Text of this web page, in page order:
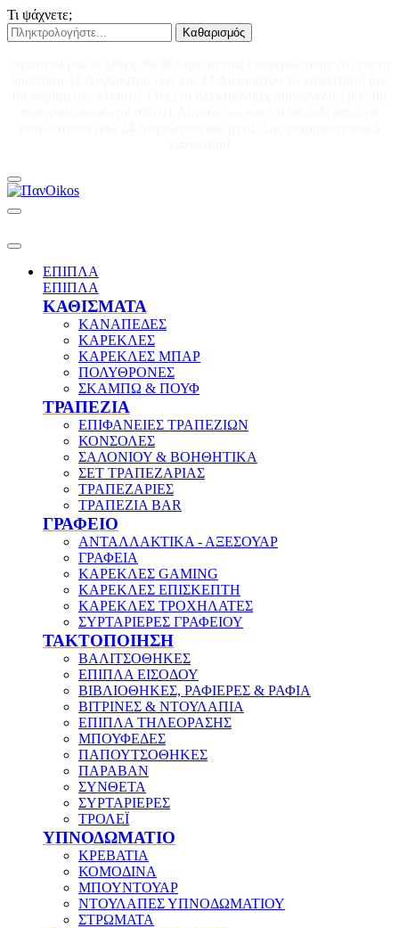
Τι ψάχνετε;
Καθαρισμός
ΕΠΙΠΛΑ
ΕΠΙΠΛΑ
ΚΑΘΙΣΜΑΤΑ
ΚΑΝΑΠΕΔΕΣ
ΚΑΡΕΚΛΕΣ
ΚΑΡΕΚΛΕΣ ΜΠΑΡ
ΠΟΛΥΘΡΟΝΕΣ
ΣΚΑΜΠΩ & ΠΟΥΦ
ΤΡΑΠΕΖΙΑ
ΕΠΙΦΑΝΕΙΕΣ ΤΡΑΠΕΖΙΩΝ
ΚΟΝΣΟΛΕΣ
ΣΑΛΟΝΙΟΥ & ΒΟΗΘΗΤΙΚΑ
ΣΕΤ ΤΡΑΠΕΖΑΡΙΑΣ
ΤΡΑΠΕΖΑΡΙΕΣ
ΤΡΑΠΕΖΙΑ BAR
ΓΡΑΦΕΙΟ
ΑΝΤΑΛΛΑΚΤΙΚΑ - ΑΞΕΣΟΥΑΡ
ΓΡΑΦΕΙΑ
ΚΑΡΕΚΛΕΣ GAMING
ΚΑΡΕΚΛΕΣ ΕΠΙΣΚΕΠΤΗ
ΚΑΡΕΚΛΕΣ ΤΡΟΧΗΛΑΤΕΣ
ΣΥΡΤΑΡΙΕΡΕΣ ΓΡΑΦΕΙΟΥ
ΤΑΚΤΟΠΟΙΗΣΗ
ΒΑΛΙΤΣΟΘΗΚΕΣ
ΕΠΙΠΛΑ ΕΙΣΟΔΟΥ
ΒΙΒΛΙΟΘΗΚΕΣ, ΡΑΦΙΕΡΕΣ & ΡΑΦΙΑ
ΒΙΤΡΙΝΕΣ & ΝΤΟΥΛΑΠΙΑ
ΕΠΙΠΛΑ ΤΗΛΕΟΡΑΣΗΣ
ΜΠΟΥΦΕΔΕΣ
ΠΑΠΟΥΤΣΟΘΗΚΕΣ
ΠΑΡΑΒΑΝ
ΣΥΝΘΕΤΑ
ΣΥΡΤΑΡΙΕΡΕΣ
ΤΡΟΛΕΪ
ΥΠΝΟΔΩΜΑΤΙΟ
ΚΡΕΒΑΤΙΑ
ΚΟΜΟΔΙΝΑ
ΜΠΟΥΝΤΟΥΑΡ
ΝΤΟΥΛΑΠΕΣ ΥΠΝΟΔΩΜΑΤΙΟΥ
ΣΤΡΩΜΑΤΑ